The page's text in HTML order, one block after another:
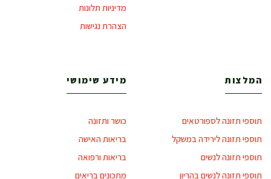
מדיניות תלונות
הצהרת נגישות
המלצות
תוספי תזונה לספורטאים
תוספי תזונה לירידה במשקל
תוספי תזונה לנשים
תוספי תזונה לנשים בהריון
מידע שימושי
כושר ותזונה
בריאות האישה
בריאות ורפואה
מתכונים בריאים